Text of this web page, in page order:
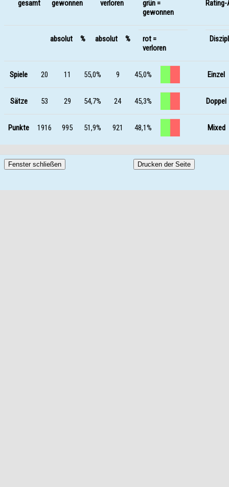
gesamt gewonnen verloren
grün =
gewonnen
absolut % absolut %
rot =
verloren
Spiele 20 11 55,0% 9 45,0% Einzel
Sätze 53 29 54,7% 24 45,3% Doppel
Punkte 1916 995 51,9% 921 48,1% Mixed